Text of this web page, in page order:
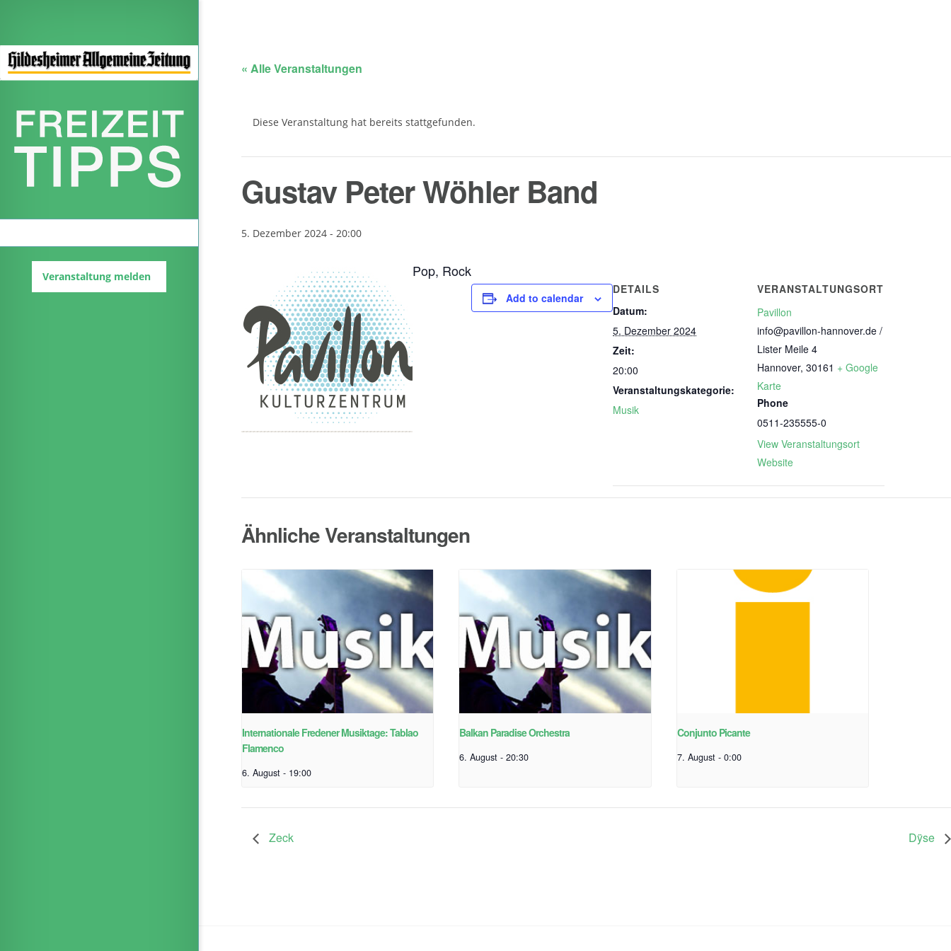
Veranstaltung melden
« Alle Veranstaltungen
Diese Veranstaltung hat bereits stattgefunden.
Gustav Peter Wöhler Band
5. Dezember 2024 - 20:00
Pop, Rock
Add to calendar
DETAILS
Datum:
5. Dezember 2024
Zeit:
20:00
Veranstaltungskategorie:
Musik
VERANSTALTUNGSORT
Pavillon
info@pavillon-hannover.de /
Lister Meile 4
Hannover, 30161 + Google
Karte
Phone
0511-235555-0
View Veranstaltungsort
Website
Ähnliche Veranstaltungen
Internationale Fredener Musiktage: Tablao
Flamenco
6. August - 19:00
Balkan Paradise Orchestra
6. August - 20:30
Conjunto Picante
7. August - 0:00
Zeck Dÿse